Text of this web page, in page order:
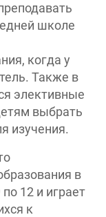
школе
когда у
Также в
элективные
выбрать
изучения.
в
12 и играет
к